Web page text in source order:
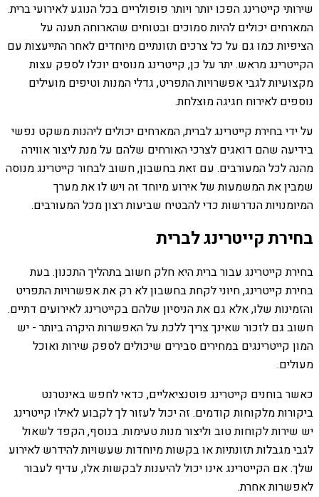
שירותי קייטרינג הפכו יותר ויותר פופולריים בכל הנוגע לאירועי ברית.
המארחים יכולים להיות סמוכים ובטוחים שהארוחה תענה על
הציפיות כמו גם על כל צרכים תזונתיים מיוחדים לאחר התייעצות עם
הקייטרינג מראש. יתר על כן, קייטרינג מנוסים יוכלו לספק עצות
מקצועיות לגבי אפשרויות התפריט, גדלי המנות וטיפים מועילים
נוספים לאירוח חגיגה מוצלחת.
על ידי בחירת קייטרינג לברית, המארחים יכולים ליהנות משקט נפשי
בידיעה שהם דואגים לצרכי האורחים שלהם על מנת ליצור אווירה
מהנה לכל המעורבים. עם זאת בחשבון, חשוב לבחור קייטרינג מנוסה
שמבין את המשמעות של אירוע מיוחד זה ויש לו את מערך
המיומנויות הנדרשות כדי להבטיח שביעות רצון מכל המעורבים.
בחירת קייטרינג לברית
בחירת קייטרינג עבור ברית היא חלק חשוב בתהליך התכנון. בעת
בחירת קייטרינג, חיוני לקחת בחשבון לא רק את אפשרויות התפריט
והזמינות שלו, אלא גם את הניסיון שלהם בקייטרינג לאירועים דתיים.
חשוב גם לזכור שאינך צריך ללכת על האפשרות היקרה ביותר - יש
המון קייטרינגים במחירים סבירים שיכולים לספק שירות ואוכל
מעולים.
כאשר בוחנים קייטרינג פוטנציאליים, כדאי לחפש באינטרנט
ביקורות מלקוחות קודמים. זה יכול לעזור לך לקבוע לאילו קייטרינג
יש שירות לקוחות טוב וליצור מנות טעימות. בנוסף, הקפד לשאול
לגבי מגבלות תזונתיות או בקשות מיוחדות שעשויות להידרש לאירוע
שלך. אם הקייטרינג אינו יכול להיענות לבקשות אלו, עדיף לעבור
לאפשרות אחרת.